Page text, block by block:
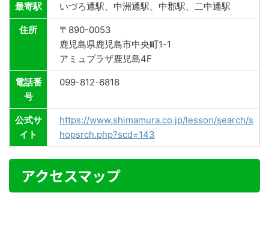
最寄駅 いづろ通駅、中洲通駅、中郡駅、二中通駅
住所
〒890-0053
鹿児島県鹿児島市中央町1-1
アミュプラザ鹿児島4F
電話番
号
099-812-6818
公式サ
イト
https://www.shimamura.co.jp/lesson/search/s
hopsrch.php?scd=143
アクセスマップ